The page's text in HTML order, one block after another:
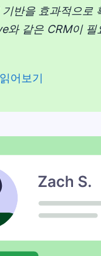
반을 효과적으로
와 같은 CRM이 필
어보기